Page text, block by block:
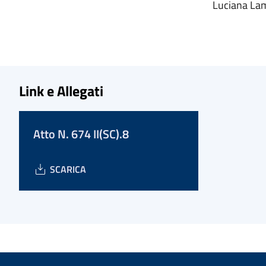
Luciana
Link e Allegati
Atto N. 674 II(SC).8
SCARICA